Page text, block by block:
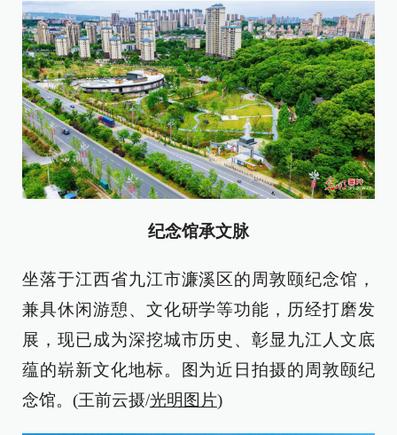
纪念馆承文脉
坐落于江西省九江市濂溪区的周敦颐纪念馆，
兼具休闲游憩、文化研学等功能，历经打磨发
展，现已成为深挖城市历史、彰显九江人文底
蕴的崭新文化地标。图为近日拍摄的周敦颐纪
念馆。(王前云摄/光明图片)